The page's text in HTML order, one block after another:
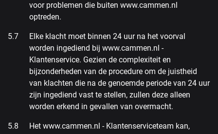
voor problemen die buiten www.cammen.nl
optreden.
Elke klacht moet binnen 24 uur na het voorval
worden ingediend bij www.cammen.nl -
Klantenservice. Gezien de complexiteit en
bijzonderheden van de procedure om de juistheid
van klachten die na de genoemde periode van 24 uur
zijn ingediend vast te stellen, zullen deze alleen
worden erkend in gevallen van overmacht.
Het www.cammen.nl - Klantenserviceteam kan,